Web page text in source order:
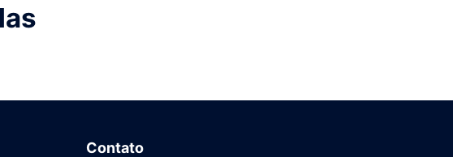
Contato